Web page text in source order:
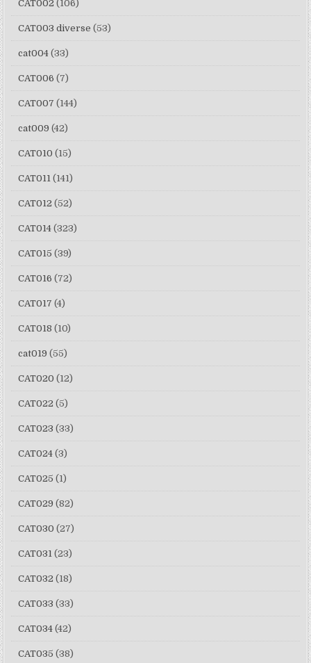
CAT002 (106)
CAT003 diverse (53)
cat004 (33)
CAT006 (7)
CAT007 (144)
cat009 (42)
CAT010 (15)
CAT011 (141)
CAT012 (52)
CAT014 (323)
CAT015 (39)
CAT016 (72)
CAT017 (4)
CAT018 (10)
cat019 (55)
CAT020 (12)
CAT022 (5)
CAT023 (33)
CAT024 (3)
CAT025 (1)
CAT029 (82)
CAT030 (27)
CAT031 (23)
CAT032 (18)
CAT033 (33)
CAT034 (42)
CAT035 (38)